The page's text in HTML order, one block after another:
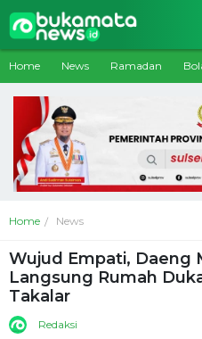
Home News Ramadan
Home News
Wujud Empati, Daeng
Langsung Rumah
Takalar
Redaksi